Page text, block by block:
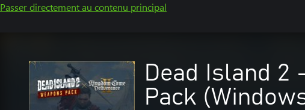
Passer directement au contenu principal
Dead Island 2
Pack